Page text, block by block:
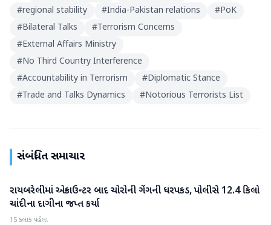
#regional stability #India-Pakistan relations #PoK
#Bilateral Talks #Terrorism Concerns
#External Affairs Ministry
#No Third Country Interference
#Accountability in Terrorism #Diplomatic Stance
#Trade and Talks Dynamics #Notorious Terrorists List
સંબંધિત સમાચાર
રાષ્ટ્રીય
રાયબરેલીમાં એન્કાઉન્ટર બાદ ચોરોની ગેંગની ધરપકડ, પોલીસે 12.4 કિલો
ચાંદીના દાગીના જપ્ત કર્યા
15 કલાક પહેલા